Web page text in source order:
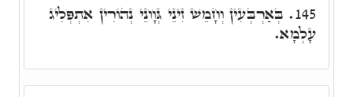
145. בְּאַרְבְּעִין וְחָמֵשׁ זִינֵי גְּוָונֵי נְהוֹרִין אִתְפְּלִיג
עָלְמָא.